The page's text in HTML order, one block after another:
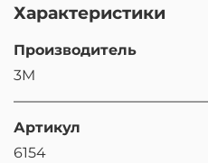
Характеристики
Производитель
3M
Артикул
6154